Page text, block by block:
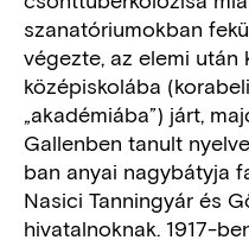
szanatóriumokban
végezte, az elemi után
középiskolába
„akadémiába”) járt,
Gallenben tanult
ban anyai nagybátyja
Nasici Tanningyár és
hivatalnoknak. 1917-